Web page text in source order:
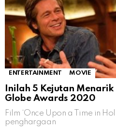
ENTERTAINMENT MOVIE
Inilah 5 Kejutan
Globe Awards 2020
Film ‘Once Upon a Time in
penghargaan